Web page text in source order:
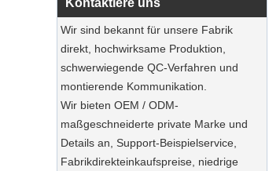
Ausstellung in Frankreich
Unsere Fabrik nahm an der
Ausstellung in Frankreich teil. Unsere
Produkte waren bei Besuchern beliebt.
Nachhaltige Jute Totes dominieren 2025
Unsere Jute-Einkaufstaschen sind das
Must-Haves dieser Saison.
Wir sind bekannt für unsere Fabrik
direkt, hochwirksame Produktion,
schwerwiegende QC-Verfahren und
montierende Kommunikation.
Wir bieten OEM / ODM-
maßgeschneiderte private Marke und
Details an, Support-Beispielservice,
Fabrikdirekteinkaufspreise, niedrige